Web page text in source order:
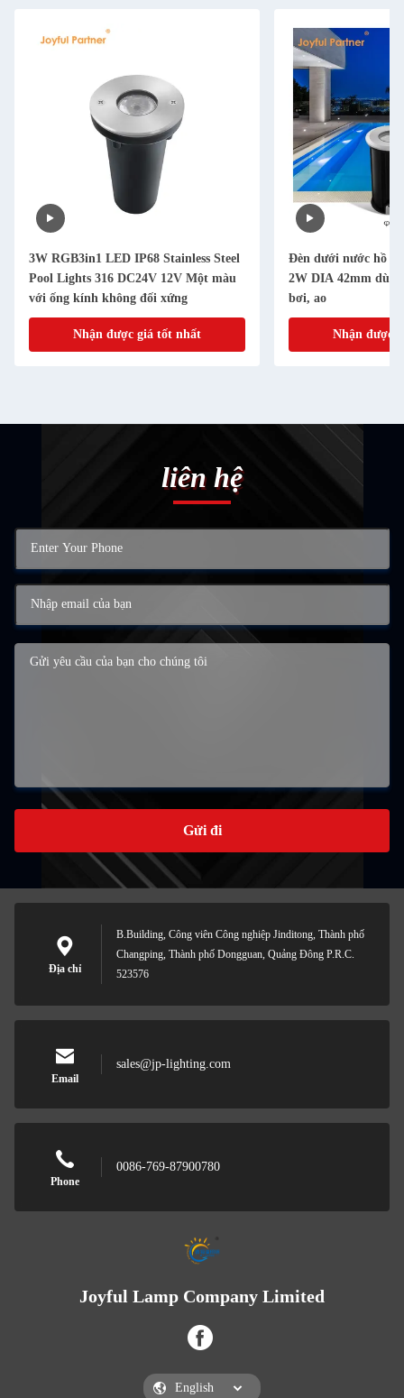
3W RGB3in1 LED IP68 Stainless Steel
Pool Lights 316 DC24V 12V Một màu
với ống kính không đối xứng
Nhận được giá tốt nhất
Đèn dưới nước hồ
2W DIA 42mm
bơi, ao
Nhận được
liên hệ
Gửi đi
Địa chỉ
B.Building, Công viên Công nghiệp Jinditong, Thành phố
Changping, Thành phố Dongguan, Quảng Đông P.R.C.
523576
Email
sales@jp-lighting.com
Phone
0086-769-87900780
Joyful Lamp Company Limited